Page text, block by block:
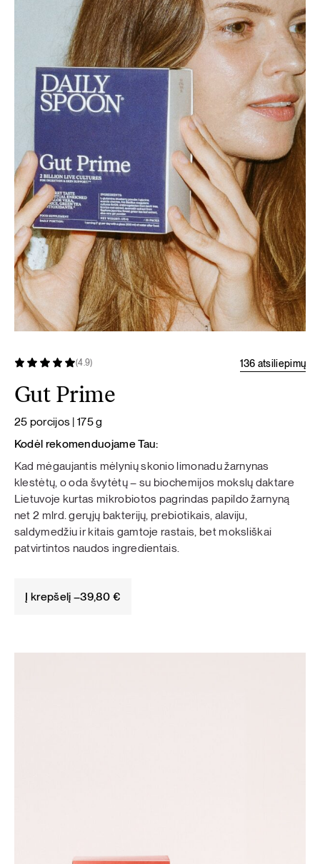
(4.9) 136 atsiliepimų
Gut Prime
25 porcijos | 175 g
Kodėl rekomenduojame Tau:
Kad mėgaujantis mėlynių skonio limonadu žarnynas
klestėtų, o oda švytėtų – su biochemijos mokslų daktare
Lietuvoje kurtas mikrobiotos pagrindas papildo žarnyną
net 2 mlrd. gerųjų bakterijų, prebiotikais, alaviju,
saldymedžiu ir kitais gamtoje rastais, bet moksliškai
patvirtintos naudos ingredientais.
Į krepšelį –39,80€